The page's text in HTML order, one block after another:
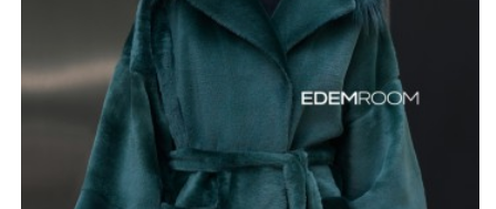
Длина изделия составляет 80-85 см, но мы предлагаем
возможность индивидуального изменения длины,
чтобы пальто идеально соответствовало вашим
предпочтениям и особенностям фигуры. Изумрудный
цвет придает модели неповторимый шарм и
подчеркивает индивидуальность. Кроме того, по
вашему запросу мы можем предложить другие
цветовые решения. Широкий размерный ряд (от 42 до